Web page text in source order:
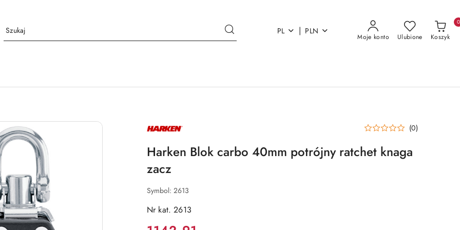
PL | PLN
Moje konto Ulubione Koszyk
0
NAZWA
PRODUCENTA: (0)
Harken Blok carbo 40mm potrójny ratchet knaga
zacz
Symbol: 2613
Nr kat. 2613